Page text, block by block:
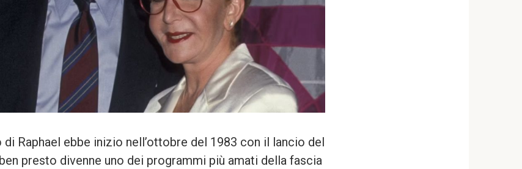
di Raphael ebbe inizio nell’ottobre del 1983 con il lancio del
presto divenne uno dei programmi più amati della fascia